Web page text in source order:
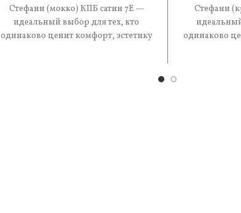
Стефани (мокко) КПБ сатин 7Е —
идеальный выбор для тех, кто
одинаково ценит комфорт, эстетику
Стефани
одинаково